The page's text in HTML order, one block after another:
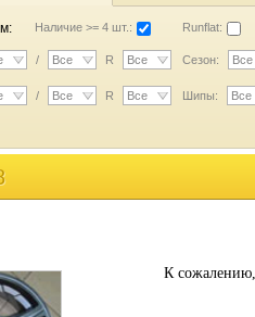
Наличие >= 4 шт.: Runflat:
/ Все R Все Сезон: Все
/ Все R Все Шипы: Все
К